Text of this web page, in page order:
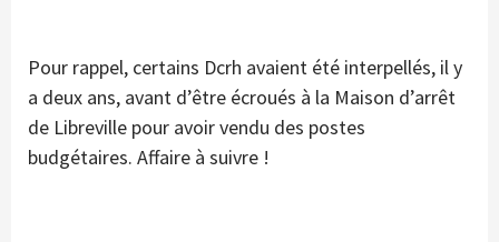
Pour rappel, certains Dcrh avaient été interpellés, il y
a deux ans, avant d’être écroués à la Maison d’arrêt
de Libreville pour avoir vendu des postes
budgétaires. Affaire à suivre !